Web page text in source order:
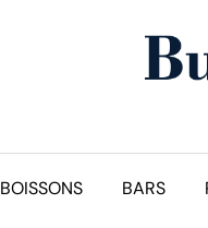
BOISSONS BARS